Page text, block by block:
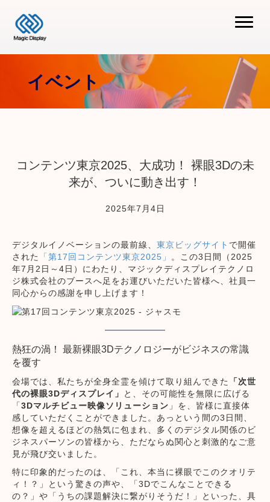
イベント
コンテンツ東京2025、大成功！ 裸眼3Dの未
来が、ついに動き出す！
2025年7月4日
デジタルイノベーションの最前線、 東京ビッグサイト で開催
された
「第17回コンテンツ東京2025」
。この3日間（2025
年7月2日～4日）にわたり、マジックディスプレイテクノロ
ジ株式会社のブースへ足をお運びいただいた皆様へ、社員一
同心からの感謝を申し上げます！
熱狂の渦！ 最新裸眼3Dテクノロジーがビジネスの常識
を覆す
会場では、私たちが全身全霊を傾けて取り組んできた
「次世
代の裸眼3Dディスプレイ」
と、その可能性を無限に広げる
「3Dマルチビュー映像ソリューション 」を、皆様に直接体
感していただくことができました。あっという間の3日間、
想像を超えるほどの熱気に包まれ、多くのデジタル関係のビ
ジネスパーソンの皆様から、ただならぬ関心と刺激的なご意
見が飛び交いました。
特に印象的だったのは、「これ、本当に裸眼でこのクオリテ
ィ！？」という驚きの声や、「3Dでこんなことできる
の？」や「うちの課題解決に繋がりそうだ！」といった、具